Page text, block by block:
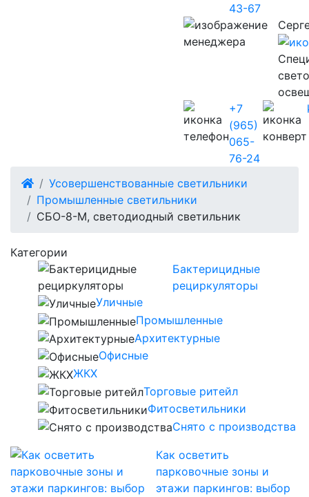
43-67
+7
(965)
065-
76-24
Усовершенствованные светильники
Промышленные светильники
СБО-8-М, светодиодный светильник
Категории
Бактерицидные
рециркуляторы
Уличные
Промышленные
Архитектурные
Офисные
ЖКХ
Торговые ритейл
Фитосветильники
Снято с производства
Как осветить
парковочные зоны и
этажи паркингов: выбор